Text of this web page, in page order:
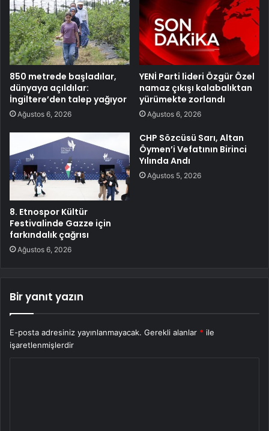
850 metrede başladılar,
dünyaya açıldılar:
İngiltere’den talep yağıyor
Ağustos 6, 2026
YENİ Parti lideri Özgür Özel
namaz çıkışı kalabalıktan
yürümekte zorlandı
Ağustos 6, 2026
8. Etnospor Kültür
Festivalinde Gazze için
farkındalık çağrısı
Ağustos 6, 2026
CHP Sözcüsü Sarı, Altan
Öymen’i Vefatının Birinci
Yılında Andı
Ağustos 5, 2026
Bir yanıt yazın
E-posta adresiniz yayınlanmayacak. Gerekli alanlar * ile
işaretlenmişlerdir